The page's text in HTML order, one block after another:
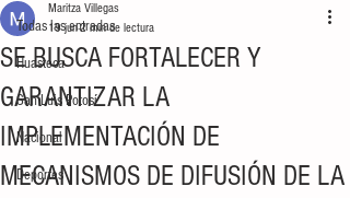
Todas las entradas
Huasteca
San Luis Potosí
Nacional
Deportes
SE BUSCA FORTALECER Y
GARANTIZAR LA
IMPLEMENTACIÓN DE
MECANISMOS DE DIFUSIÓN DE LA
Maritza Villegas
19 jun2 min de lectura